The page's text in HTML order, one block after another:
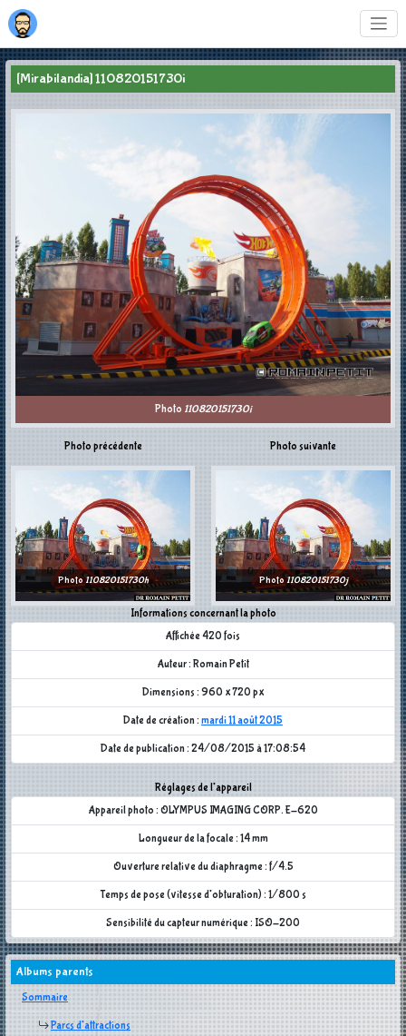
[Mirabilandia] 110820151730i
Photo 110820151730i
Photo précédente
Photo110820151730h
Informations concernant la photo
Affichée 420 fois
Auteur : Romain Petit
Dimensions : 960 x 720 px
Date de création : mardi 11 août 2015
Date de publication : 24/08/2015 à 17:08:54
Réglages de l'appareil
Appareil photo : OLYMPUS IMAGING CORP. E-620
Longueur de la focale : 14 mm
Ouverture relative du diaphragme : f/4.5
Temps de pose (vitesse d'obturation) : 1/800 s
Sensibilité du capteur numérique : ISO-200
Photo suivante
Photo110820151730j
Albums parents
Sommaire
Parcs d'attractions